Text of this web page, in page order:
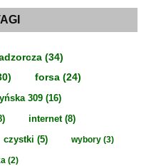
(34)
forsa (24)
309 (16)
internet(8)
czystki (5) wybory (3)
(2)